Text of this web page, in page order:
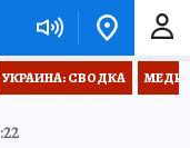
УКРАИНА: СВОДКА